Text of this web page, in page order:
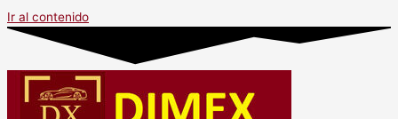
Ir al contenido